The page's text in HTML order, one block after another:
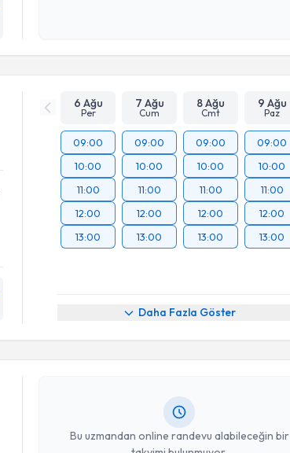
Takvim Talebini Gönder
6 Ağu
Per
7 Ağu
Cum
8 Ağu
Cmt
9 Ağu
Paz
09:00
10:00
11:00
12:00
13:00
09:00
10:00
11:00
12:00
13:00
09:00
10:00
11:00
12:00
13:00
09:00
10:00
11:00
12:00
13:00
Daha Fazla Göster
Bu uzmandan online randevu alabileceğin bir
Randevu Takvimi Talebi